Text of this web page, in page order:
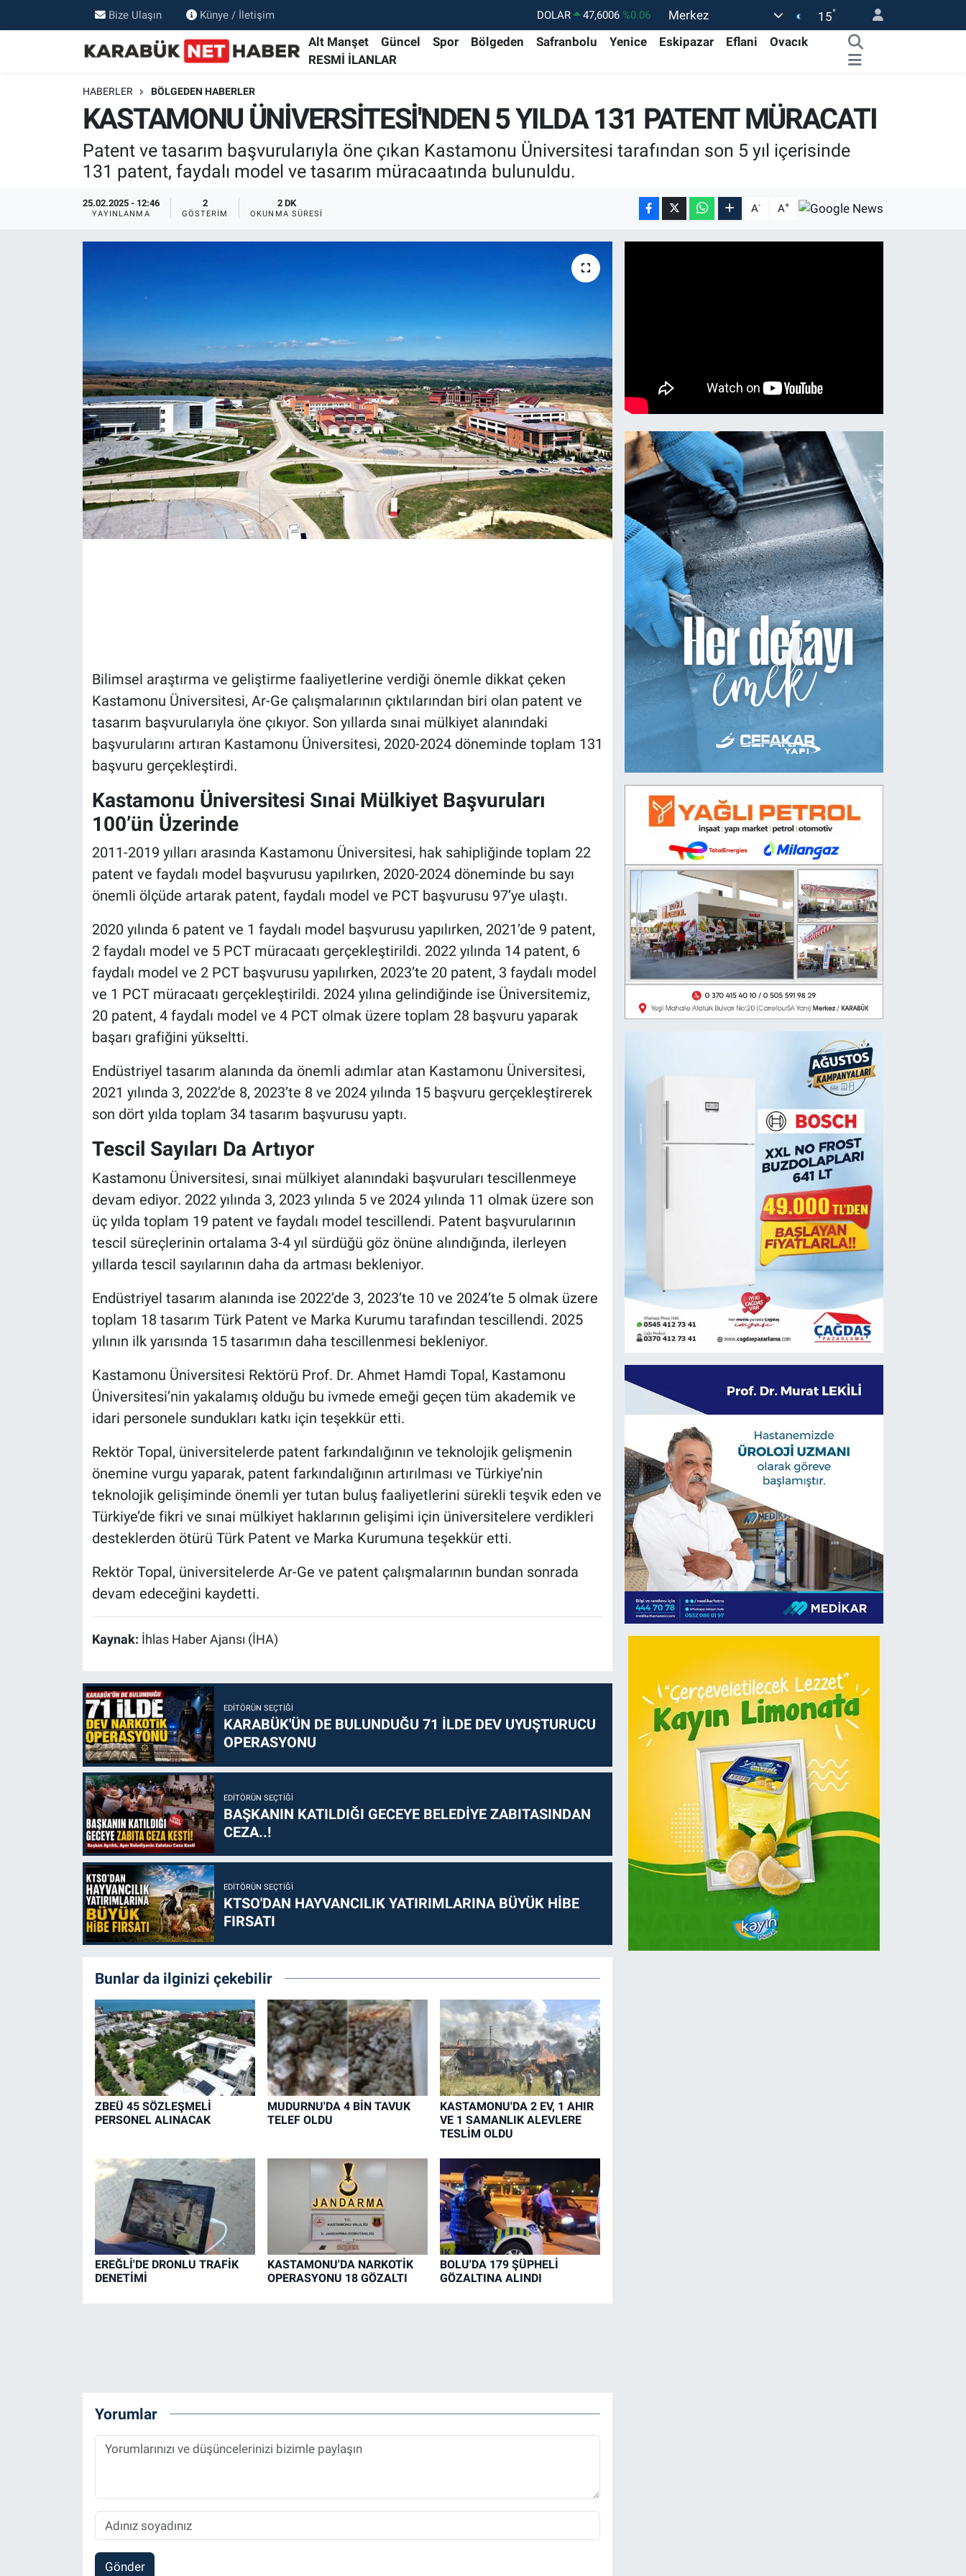
Bize Ulaşın Künye / İletişim DOLAR 47,6006 %0.06
EURO
55,0250 %0.02
BİST100
13.799
%70
BITCOIN
64.643,95 %0.16
Merkez 15°
Alt Manşet Güncel Spor Bölgeden Safranbolu Yenice Eskipazar Eflani
Ovacık
RESMİ İLANLAR
HABERLER BÖLGEDEN HABERLER
KASTAMONU ÜNİVERSİTESİ'NDEN 5 YILDA 131 PATENT MÜRACATI
Patent ve tasarım başvurularıyla öne çıkan Kastamonu Üniversitesi tarafından son 5 yıl içerisinde
131 patent, faydalı model ve tasarım müracaatında bulunuldu.
25.02.2025 - 12:46
YAYINLANMA
2
GÖSTERIM
2 DK
OKUNMA SÜRESI A- A+
Bilimsel araştırma ve geliştirme faaliyetlerine verdiği önemle dikkat çeken
Kastamonu Üniversitesi, Ar-Ge çalışmalarının çıktılarından biri olan patent ve
tasarım başvurularıyla öne çıkıyor. Son yıllarda sınai mülkiyet alanındaki
başvurularını artıran Kastamonu Üniversitesi, 2020-2024 döneminde toplam 131
başvuru gerçekleştirdi.
Kastamonu Üniversitesi Sınai Mülkiyet Başvuruları
100’ün Üzerinde
2011-2019 yılları arasında Kastamonu Üniversitesi, hak sahipliğinde toplam 22
patent ve faydalı model başvurusu yapılırken, 2020-2024 döneminde bu sayı
önemli ölçüde artarak patent, faydalı model ve PCT başvurusu 97’ye ulaştı.
2020 yılında 6 patent ve 1 faydalı model başvurusu yapılırken, 2021’de 9 patent,
2 faydalı model ve 5 PCT müracaatı gerçekleştirildi. 2022 yılında 14 patent, 6
faydalı model ve 2 PCT başvurusu yapılırken, 2023’te 20 patent, 3 faydalı model
ve 1 PCT müracaatı gerçekleştirildi. 2024 yılına gelindiğinde ise Üniversitemiz,
20 patent, 4 faydalı model ve 4 PCT olmak üzere toplam 28 başvuru yaparak
başarı grafiğini yükseltti.
Endüstriyel tasarım alanında da önemli adımlar atan Kastamonu Üniversitesi,
2021 yılında 3, 2022’de 8, 2023’te 8 ve 2024 yılında 15 başvuru gerçekleştirerek
son dört yılda toplam 34 tasarım başvurusu yaptı.
Tescil Sayıları Da Artıyor
Kastamonu Üniversitesi, sınai mülkiyet alanındaki başvuruları tescillenmeye
devam ediyor. 2022 yılında 3, 2023 yılında 5 ve 2024 yılında 11 olmak üzere son
üç yılda toplam 19 patent ve faydalı model tescillendi. Patent başvurularının
tescil süreçlerinin ortalama 3-4 yıl sürdüğü göz önüne alındığında, ilerleyen
yıllarda tescil sayılarının daha da artması bekleniyor.
Endüstriyel tasarım alanında ise 2022’de 3, 2023’te 10 ve 2024’te 5 olmak üzere
toplam 18 tasarım Türk Patent ve Marka Kurumu tarafından tescillendi. 2025
yılının ilk yarısında 15 tasarımın daha tescillenmesi bekleniyor.
Kastamonu Üniversitesi Rektörü Prof. Dr. Ahmet Hamdi Topal, Kastamonu
Üniversitesi’nin yakalamış olduğu bu ivmede emeği geçen tüm akademik ve
idari personele sundukları katkı için teşekkür etti.
Rektör Topal, üniversitelerde patent farkındalığının ve teknolojik gelişmenin
önemine vurgu yaparak, patent farkındalığının artırılması ve Türkiye’nin
teknolojik gelişiminde önemli yer tutan buluş faaliyetlerini sürekli teşvik eden ve
Türkiye’de fikri ve sınai mülkiyet haklarının gelişimi için üniversitelere verdikleri
desteklerden ötürü Türk Patent ve Marka Kurumuna teşekkür etti.
Rektör Topal, üniversitelerde Ar-Ge ve patent çalışmalarının bundan sonrada
devam edeceğini kaydetti.
Kaynak: İhlas Haber Ajansı (İHA)
EDITÖRÜN SEÇTIĞI
KARABÜK'ÜN DE BULUNDUĞU 71 İLDE DEV UYUŞTURUCU
OPERASYONU
EDITÖRÜN SEÇTIĞI
BAŞKANIN KATILDIĞI GECEYE BELEDİYE ZABITASINDAN
CEZA..!
EDITÖRÜN SEÇTIĞI
KTSO'DAN HAYVANCILIK YATIRIMLARINA BÜYÜK HİBE
FIRSATI
Bunlar da ilginizi çekebilir
ZBEÜ 45 SÖZLEŞMELİ
PERSONEL ALINACAK
MUDURNU'DA 4 BİN TAVUK
TELEF OLDU
KASTAMONU'DA 2 EV, 1 AHIR
VE 1 SAMANLIK ALEVLERE
TESLİM OLDU
EREĞLİ'DE DRONLU TRAFİK
DENETİMİ
KASTAMONU'DA NARKOTİK
OPERASYONU 18 GÖZALTI
BOLU'DA 179 ŞÜPHELİ
GÖZALTINA ALINDI
Yorumlar
Gönder